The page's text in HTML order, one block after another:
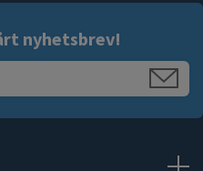
nyhetsbrev!